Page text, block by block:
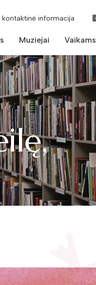
kontaktinė informacija
Muziejai Vaikams